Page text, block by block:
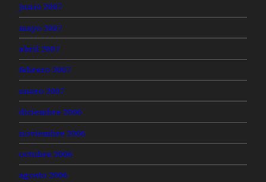
junio 2007
mayo 2007
abril 2007
febrero 2007
enero 2007
diciembre 2006
noviembre 2006
octubre 2006
agosto 2006